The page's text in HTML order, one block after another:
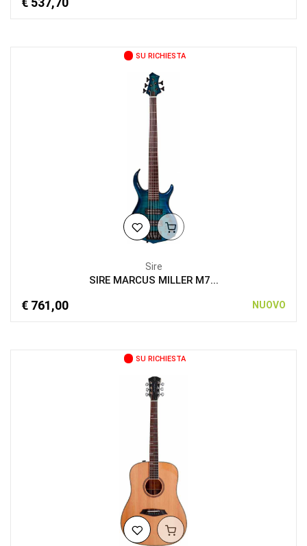
SU RICHIESTA
Sire
SIRE MARCUS MILLER M7...
€ 761,00 NUOVO
SU RICHIESTA